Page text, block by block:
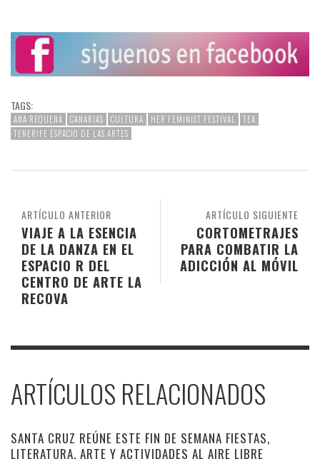
TAGS:
ANA REQUENA CANARIAS CULTURA HER FEMINIST FESTIVAL
TEA
TENERIFE ESPACIO DE LAS ARTES
ARTÍCULO SIGUIENTE
CORTOMETRAJES
PARA COMBATIR LA
ADICCIÓN AL MÓVIL
ARTÍCULO ANTERIOR
VIAJE A LA ESENCIA
DE LA DANZA EN EL
ESPACIO R DEL
CENTRO DE ARTE LA
RECOVA
ARTÍCULOS RELACIONADOS
SANTA CRUZ REÚNE ESTE FIN DE SEMANA FIESTAS,
LITERATURA, ARTE Y ACTIVIDADES AL AIRE LIBRE